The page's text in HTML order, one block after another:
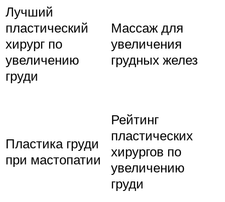
Лучший
пластический
хирург по
увеличению
груди
Массаж для
увеличения
грудных желез
Пластика груди
при мастопатии
Рейтинг
пластических
хирургов по
увеличению
груди